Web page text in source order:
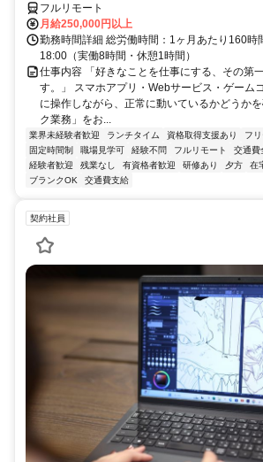
フルリモート
月給250,000円以上
勤務時間詳細 総労働時間：1ヶ月あたり160時
18:00（実働8時間・休憩1時間）
仕事内容 「好きなことを仕事にする、その第
す。」 スマホアプリ・Webサービス・ゲーム
に操作しながら、正常に動いているかどうか
ク業務」をお...
業界未経験者歓迎 ランチタイム 資格取得支援あり フ
固定時間制
職場見学可 経験不問 フルリモート 交通費
経験者歓迎
残業なし 有資格者歓迎 研修あり 夕方 在
ブランクOK
交通費支給
契約社員